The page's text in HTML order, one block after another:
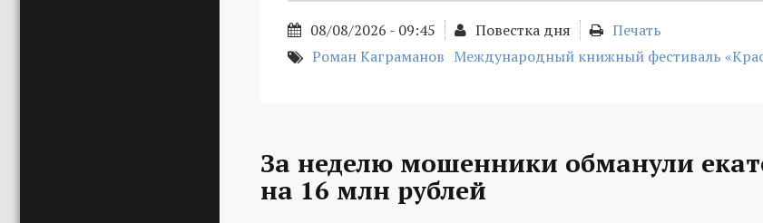
08/08/2026 - 09:45 Повестка дня
Печать
Роман Каграманов Международный книжный фестиваль
За неделю мошенники обманули
на 16 млн рублей